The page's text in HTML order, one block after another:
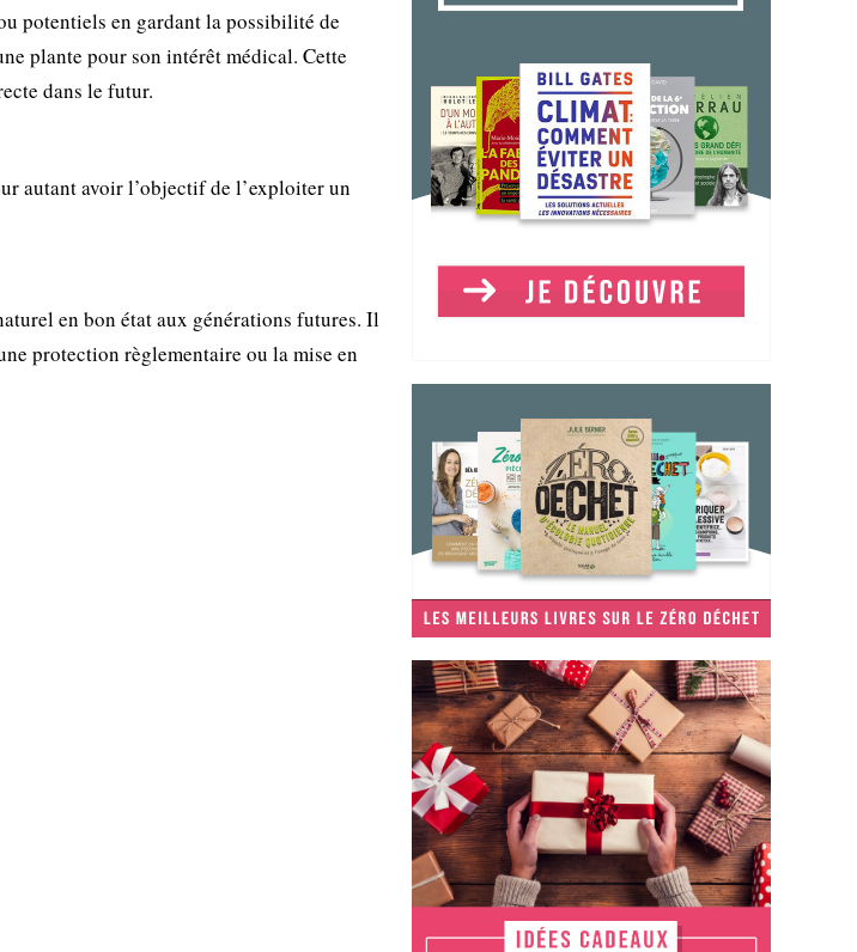
potentiels en gardant la possibilité de
plante pour son intérêt médical. Cette
dans le futur.
autant avoir l’objectif de l’exploiter un
en bon état aux générations futures. Il
protection règlementaire ou la mise en